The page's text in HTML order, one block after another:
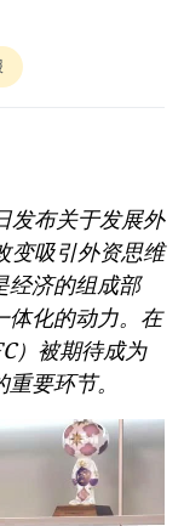
发布关于发展外
变吸引外资思维
经济的组成部
体化的动力。在
）被期待成为
要环节。